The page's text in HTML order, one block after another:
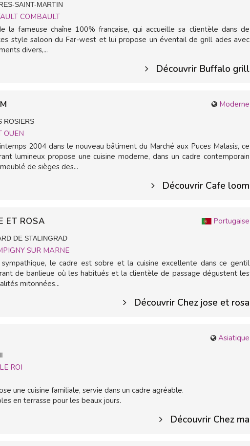
SAINT-MARTIN
COMBAULT
la fameuse chaîne 100% française, qui accueille sa clientèle dans de
style saloon du Far-west et lui propose un éventail de grill ades avec
divers,...
Découvrir Buffalo grill
Moderne
ROSIERS
OUEN
2004 dans le nouveau bâtiment du Marché aux Puces Malasis, ce
lumineux propose une cuisine moderne, dans un cadre contemporain
de sièges des...
Découvrir Cafe loom
Portugaise
ET ROSA
DE STALINGRAD
SUR MARNE
sympathique, le cadre est sobre et la cuisine excellente dans ce gentil
de banlieue où les habitués et la clientèle de passage dégustent les
mitonnées...
Découvrir Chez jose et rosa
Asiatique
ROI
une cuisine familiale, servie dans un cadre agréable.
en terrasse pour les beaux jours.
Découvrir Chez ma